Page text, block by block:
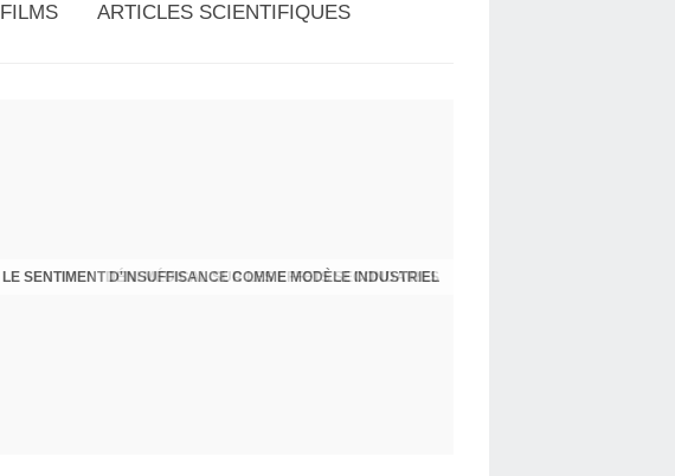
FILMS
ARTICLES SCIENTIFIQUES
LE SENTIMENT D'INSUFFISANCE COMME MODÈLE INDUSTRIEL
DÉNI MÉDICAL SUR LES EFFETS SECONDAIRES